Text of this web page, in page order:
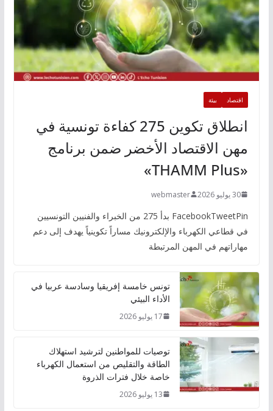
اقتصاد بيئة
انطلاق تكوين 275 كفاءة تونسية في
مهن الاقتصاد الأخضر ضمن برنامج
«THAMM Plus»
30 يوليو 2026 webmaster
FacebookTweetPin بدأ 275 من الخبراء والفنيين التونسيين
في قطاعي الكهرباء والإلكترونيك مساراً تكوينياً يهدف إلى دعم
مهاراتهم في المهن المرتبطة
تونس خامسة إفريقيا وسادسة عربيا في
الأداء البيئي
17 يوليو 2026
توصيات للمواطنين لترشيد استهلاك
الطاقة والتقليص من استعمال الكهرباء
خاصة خلال فترات الذروة
13 يوليو 2026